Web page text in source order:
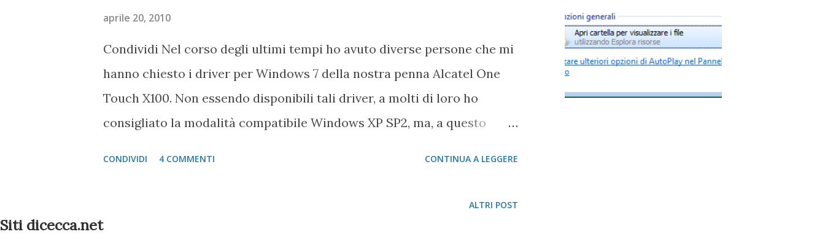
aprile 20, 2010
Condividi Nel corso degli ultimi tempi ho avuto diverse persone che mi
hanno chiesto i driver per Windows 7 della nostra penna Alcatel One
Touch X100. Non essendo disponibili tali driver, a molti di loro ho
consigliato la modalità compatibile Windows XP SP2, ma, a questo
un Asus EEE PC 1005P con installato Windows 7 Starter Edition. Quando
CONDIVIDI 4 COMMENTI CONTINUA A LEGGERE
ALTRI POST
Siti dicecca.net